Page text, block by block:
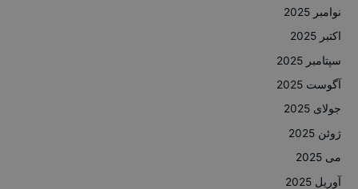
نوامبر 2025
اکتبر 2025
سپتامبر 2025
آگوست 2025
جولای 2025
ژوئن 2025
می 2025
آوریل 2025